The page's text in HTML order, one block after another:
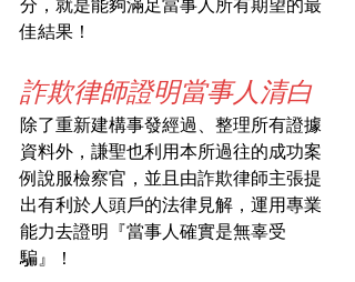
分，就是能夠滿足當事人所有期望的最
佳結果！
詐欺律師證明當事人清白
除了重新建構事發經過、整理所有證據
資料外，謙聖也利用本所過往的成功案
例說服檢察官，並且由詐欺律師主張提
出有利於人頭戶的法律見解，運用專業
能力去證明『當事人確實是無辜受
騙』！